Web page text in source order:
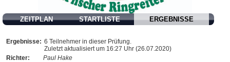
ZEITPLAN STARTLISTE ERGEBNISSE
Ergebnisse: 6 Teilnehmer in dieser Prüfung.
Zuletzt aktualisiert um 16:27 Uhr (26.07.2020)
Richter:
Paul Hake